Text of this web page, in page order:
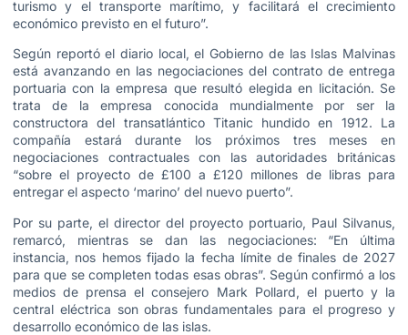
turismo y el transporte marítimo, y facilitará el crecimiento
económico previsto en el futuro”.
Según reportó el diario local, el Gobierno de las Islas Malvinas
está avanzando en las negociaciones del contrato de entrega
portuaria con la empresa que resultó elegida en licitación. Se
trata de la empresa conocida mundialmente por ser la
constructora del transatlántico Titanic hundido en 1912. La
compañía estará durante los próximos tres meses en
negociaciones contractuales con las autoridades británicas
“sobre el proyecto de £100 a £120 millones de libras para
entregar el aspecto ‘marino’ del nuevo puerto”.
Por su parte, el director del proyecto portuario, Paul Silvanus,
remarcó, mientras se dan las negociaciones: “En última
instancia, nos hemos fijado la fecha límite de finales de 2027
para que se completen todas esas obras”. Según confirmó a los
medios de prensa el consejero Mark Pollard, el puerto y la
central eléctrica son obras fundamentales para el progreso y
desarrollo económico de las islas.